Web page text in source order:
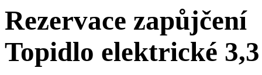
Rezervace zapůjčení
Topidlo elektrické